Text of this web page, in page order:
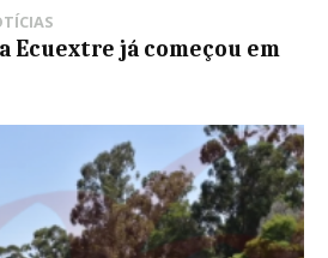
Ecuextre já começou em